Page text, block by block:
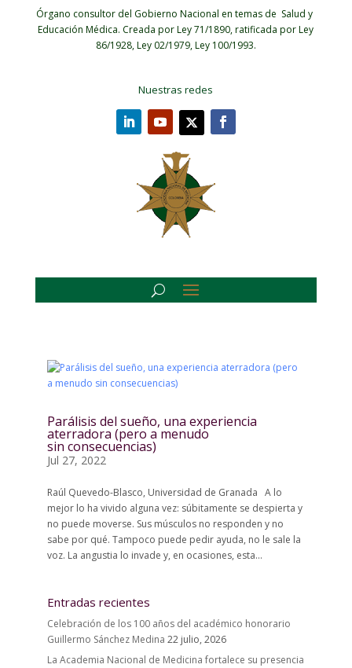
Órgano consultor del Gobierno Nacional en temas de Salud y
Educación Médica. Creada por Ley 71/1890, ratificada por Ley
86/1928, Ley 02/1979, Ley 100/1993.
Nuestras redes
Parálisis del sueño, una experiencia
aterradora (pero a menudo
sin consecuencias)
Jul 27, 2022
Raúl Quevedo-Blasco, Universidad de Granada A lo
mejor lo ha vivido alguna vez: súbitamente se despierta y
no puede moverse. Sus músculos no responden y no
sabe por qué. Tampoco puede pedir ayuda, no le sale la
voz. La angustia lo invade y, en ocasiones, esta...
Entradas recientes
Celebración de los 100 años del académico honorario
Guillermo Sánchez Medina 22 julio, 2026
La Academia Nacional de Medicina fortalece su presencia